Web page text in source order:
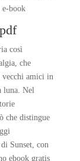
e-book
così
che
vecchi amici in
luna. Nel
che distingue
Sunset, con
ebook gratis